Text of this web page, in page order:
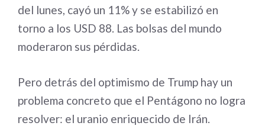
del lunes, cayó un 11% y se estabilizó en
torno a los USD 88. Las bolsas del mundo
moderaron sus pérdidas.
Pero detrás del optimismo de Trump hay un
problema concreto que el Pentágono no logra
resolver: el uranio enriquecido de Irán.